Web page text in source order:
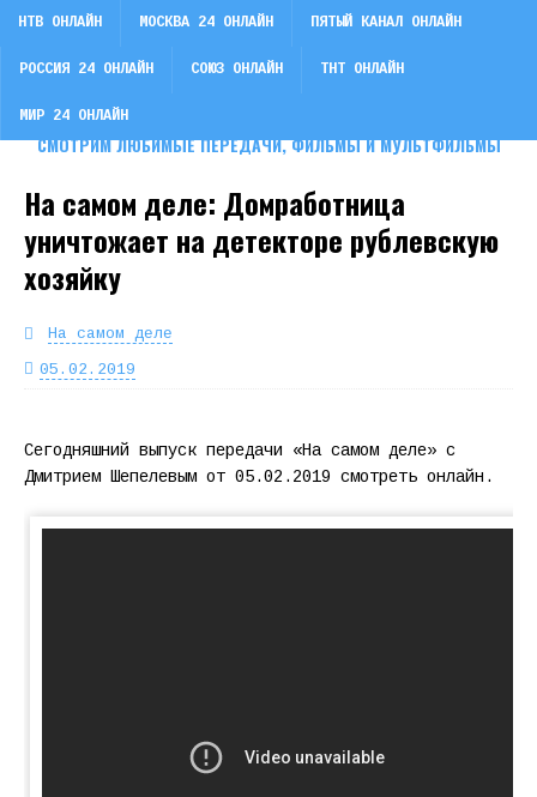
СМОТРИМ ЛЮБИМЫЕ ПЕРЕДАЧИ, ФИЛЬМЫ И МУЛЬТФИЛЬМЫ
НТВ ОНЛАЙН МОСКВА 24 ОНЛАЙН ПЯТЫЙ КАНАЛ ОНЛАЙН
РОССИЯ 24 ОНЛАЙН СОЮЗ ОНЛАЙН ТНТ ОНЛАЙН
МИР 24 ОНЛАЙН
На самом деле: Домработница
уничтожает на детекторе рублевскую
хозяйку
На самом деле
05.02.2019
Сегодняшний выпуск передачи «На самом деле» с
Дмитрием Шепелевым от 05.02.2019 смотреть онлайн.